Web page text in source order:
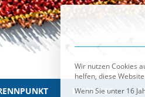
HINWEISE
müssen Sie Ihre
essenziell, während
Personenbezogene
personalisierte
Sie können Ihre
Es folgt eine
Essenziell